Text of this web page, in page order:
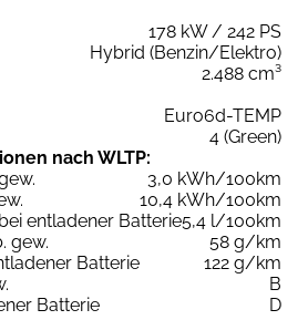
178 kW / 242 PS
Hybrid (Benzin/Elektro)
2.488 cm³
Euro6d-TEMP
4 (Green)
nach WLTP:
3,0 kWh/100km
10,4 kWh/100km
entladener Batterie5,4 l/100km
gew.
58 g/km
Batterie
122 g/km
B
Batterie
D